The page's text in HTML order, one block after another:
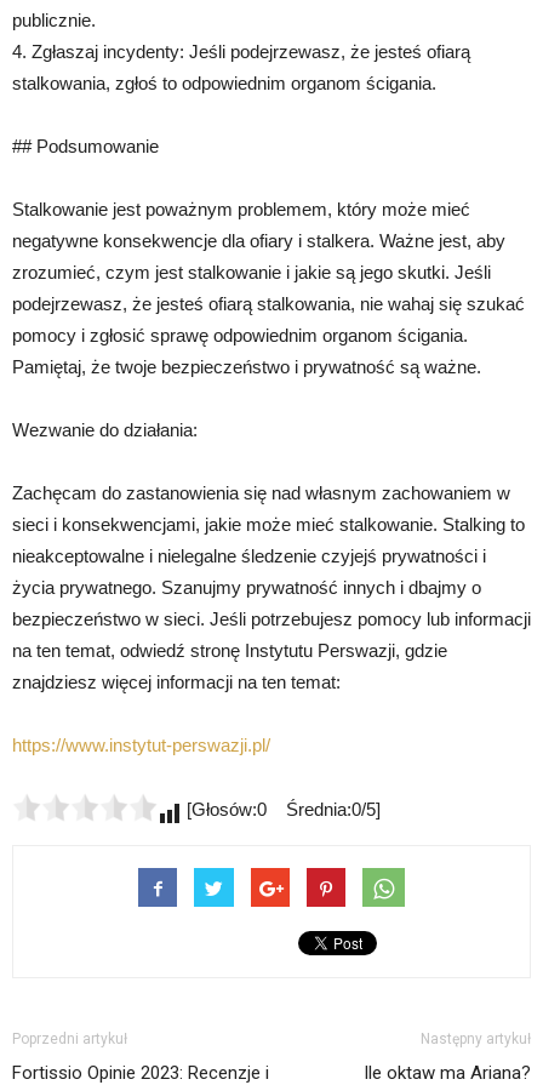
publicznie.
4. Zgłaszaj incydenty: Jeśli podejrzewasz, że jesteś ofiarą
stalkowania, zgłoś to odpowiednim organom ścigania.
## Podsumowanie
Stalkowanie jest poważnym problemem, który może mieć
negatywne konsekwencje dla ofiary i stalkera. Ważne jest, aby
zrozumieć, czym jest stalkowanie i jakie są jego skutki. Jeśli
podejrzewasz, że jesteś ofiarą stalkowania, nie wahaj się szukać
pomocy i zgłosić sprawę odpowiednim organom ścigania.
Pamiętaj, że twoje bezpieczeństwo i prywatność są ważne.
Wezwanie do działania:
Zachęcam do zastanowienia się nad własnym zachowaniem w
sieci i konsekwencjami, jakie może mieć stalkowanie. Stalking to
nieakceptowalne i nielegalne śledzenie czyjejś prywatności i
życia prywatnego. Szanujmy prywatność innych i dbajmy o
bezpieczeństwo w sieci. Jeśli potrzebujesz pomocy lub informacji
na ten temat, odwiedź stronę Instytutu Perswazji, gdzie
znajdziesz więcej informacji na ten temat:
https://www.instytut-perswazji.pl/
[Głosów:0 Średnia:0/5]
Poprzedni artykuł
Fortissio Opinie 2023: Recenzje i
Następny artykuł
Ile oktaw ma Ariana?